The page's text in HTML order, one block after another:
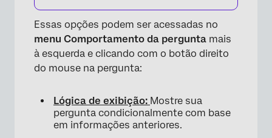
×
Essas opções podem ser acessadas no
menu Comportamento da pergunta mais
à esquerda e clicando com o botão direito
do mouse na pergunta:
Lógica de exibição: Mostre sua
pergunta condicionalmente com base
em informações anteriores.